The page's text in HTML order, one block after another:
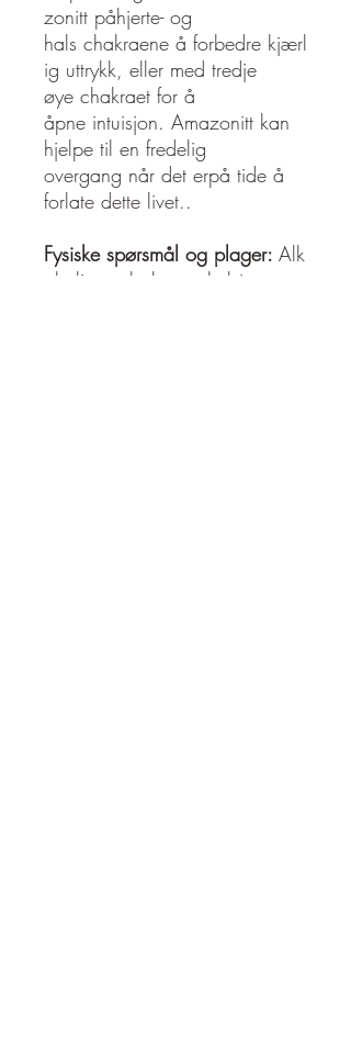
zonitt påhjerte- og
hals chakraene å forbedre kjærl
ig uttrykk, eller med tredje
øye chakraet for å
åpne intuisjon. Amazonitt kan
hjelpe til en fredelig
overgang når det erpå tide å
forlate dette livet..
Fysiske spørsmål og plager: Alk
oholisme, balanse, kalsiumman